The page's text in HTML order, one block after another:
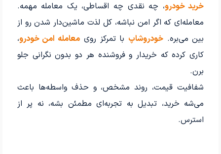
خرید خودرو، چه نقدی چه اقساطی، یک معامله مهمه.
معامله‌ای که اگر امن نباشه، کل لذت ماشین‌دار شدن رو از
بین می‌بره.خودروشاپ با تمرکز روی معامله امن خودرو،
کاری کرده که خریدار و فروشنده هر دو بدون نگرانی جلو
برن.
شفافیت قیمت، روند مشخص، و حذف واسطه‌ها باعث
می‌شه خرید، تبدیل به تجربه‌ای مطمئن بشه، نه پر از
استرس.